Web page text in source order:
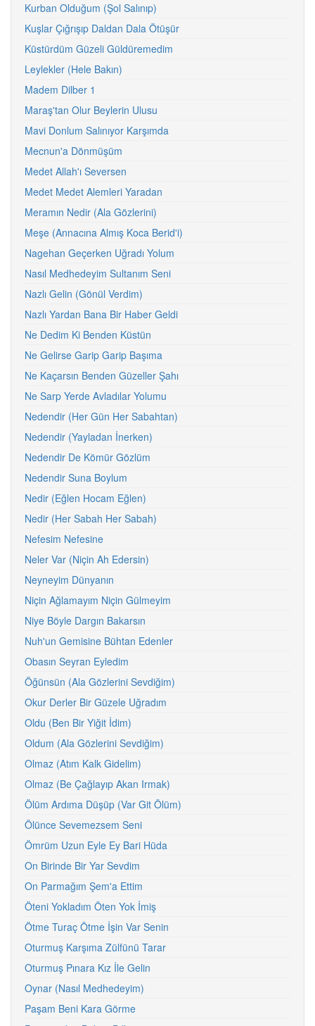
Kurban Olduğum (Şol Salınıp)
Kuşlar Çığrışıp Daldan Dala Ötüşür
Küstürdüm Güzeli Güldüremedim
Leylekler (Hele Bakın)
Madem Dilber 1
Maraş'tan Olur Beylerin Ulusu
Mavi Donlum Salınıyor Karşımda
Mecnun'a Dönmüşüm
Medet Allah'ı Seversen
Medet Medet Alemleri Yaradan
Meramın Nedir (Ala Gözlerini)
Meşe (Annacına Almış Koca Berid'i)
Nagehan Geçerken Uğradı Yolum
Nasıl Medhedeyim Sultanım Seni
Nazlı Gelin (Gönül Verdim)
Nazlı Yardan Bana Bir Haber Geldi
Ne Dedim Ki Benden Küstün
Ne Gelirse Garip Garip Başıma
Ne Kaçarsın Benden Güzeller Şahı
Ne Sarp Yerde Avladılar Yolumu
Nedendir (Her Gün Her Sabahtan)
Nedendir (Yayladan İnerken)
Nedendir De Kömür Gözlüm
Nedendir Suna Boylum
Nedir (Eğlen Hocam Eğlen)
Nedir (Her Sabah Her Sabah)
Nefesim Nefesine
Neler Var (Niçin Ah Edersin)
Neyneyim Dünyanın
Niçin Ağlamayım Niçin Gülmeyim
Niye Böyle Dargın Bakarsın
Nuh'un Gemisine Bühtan Edenler
Obasın Seyran Eyledim
Öğünsün (Ala Gözlerini Sevdiğim)
Okur Derler Bir Güzele Uğradım
Oldu (Ben Bir Yiğit İdim)
Oldum (Ala Gözlerini Sevdiğim)
Olmaz (Atım Kalk Gidelim)
Olmaz (Be Çağlayıp Akan Irmak)
Ölüm Ardıma Düşüp (Var Git Ölüm)
Ölünce Sevemezsem Seni
Ömrüm Uzun Eyle Ey Bari Hüda
On Birinde Bir Yar Sevdim
On Parmağım Şem'a Ettim
Öteni Yokladım Öten Yok İmiş
Ötme Turaç Ötme İşin Var Senin
Oturmuş Karşıma Zülfünü Tarar
Oturmuş Pınara Kız İle Gelin
Oynar (Nasıl Medhedeyim)
Paşam Beni Kara Görme